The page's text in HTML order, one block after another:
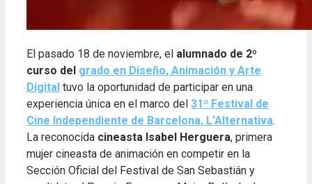
El pasado 18 de noviembre, el alumnado de 2º
curso del grado en Diseño, Animación y Arte
Digital tuvo la oportunidad de participar en una
experiencia única en el marco del 31º Festival de
Cine Independiente de Barcelona, ​​L’Alternativa.
La reconocida cineasta Isabel Herguera, primera
mujer cineasta de animación en competir en la
Sección Oficial del Festival de San Sebastián y